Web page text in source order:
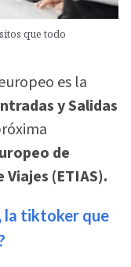
que todo
es la
y Salidas
de
(ETIAS).
la tiktoker que